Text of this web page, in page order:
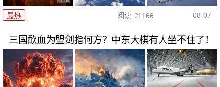
最热 阅读 21166 08-07
三国歃血为盟剑指何方？中东大棋有人坐不住了！